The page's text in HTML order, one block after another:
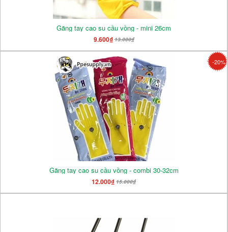
Găng tay cao su cầu vồng - mini 26cm
9.600₫13.000₫
-20%
Găng tay cao su cầu vồng - combi 30-32cm
12.000₫ 15.000₫